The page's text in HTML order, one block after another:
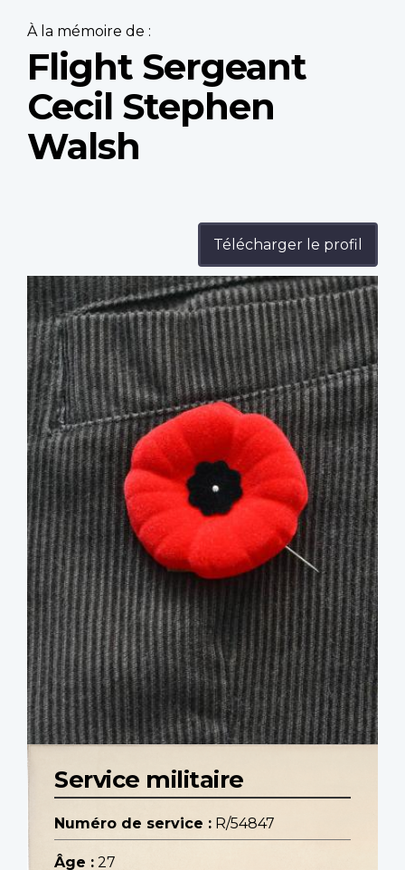
À la mémoire de :
Flight Sergeant
Cecil Stephen
Walsh
Télécharger le profil
Profile
image
Service militaire
Numéro de service : R/54847
Âge : 27